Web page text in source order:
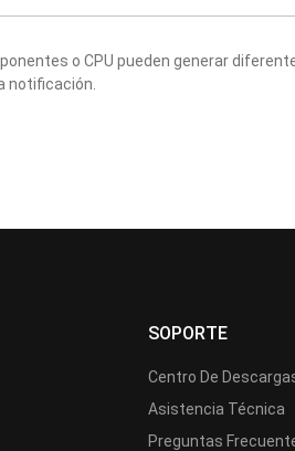
o CPU pueden generar
notificación.
SOPORTE
Centro De
Asistencia Técnica
Preguntas